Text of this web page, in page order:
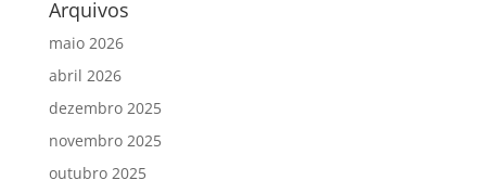
Arquivos
maio 2026
abril 2026
dezembro 2025
novembro 2025
outubro 2025